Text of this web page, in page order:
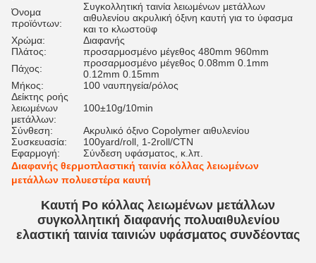
Όνομα
προϊόντων:
Συγκολλητική ταινία λειωμένων μετάλλων
αιθυλενίου ακρυλική όξινη καυτή για το ύφασμα
και το κλωστοϋφ
Χρώμα:
Διαφανής
Πλάτος:
προσαρμοσμένο μέγεθος 480mm 960mm
Πάχος:
προσαρμοσμένο μέγεθος 0.08mm 0.1mm
0.12mm 0.15mm
Μήκος:
100 ναυπηγεία/ρόλος
Δείκτης ροής
λειωμένων
μετάλλων:
100±10g/10min
Σύνθεση:
Ακρυλικό όξινο Copolymer αιθυλενίου
Συσκευασία:
100yard/roll, 1-2roll/CTN
Εφαρμογή:
Σύνδεση υφάσματος, κ.λπ.
Διαφανής θερμοπλαστική ταινία κόλλας λειωμένων
μετάλλων πολυεστέρα καυτή
Καυτή Po κόλλας λειωμένων μετάλλων
συγκολλητική διαφανής πολυαιθυλενίου
ελαστική ταινία ταινιών υφάσματος συνδέοντας